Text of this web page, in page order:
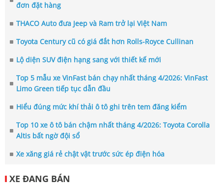
đơn đặt hàng
THACO Auto đưa Jeep và Ram trở lại Việt Nam
Toyota Century cũ có giá đắt hơn Rolls-Royce Cullinan
Lộ diện SUV điện hạng sang với thiết kế mới
Top 5 mẫu xe VinFast bán chạy nhất tháng 4/2026: VinFast
Limo Green tiếp tục dẫn đầu
Hiểu đúng mức khí thải ô tô ghi trên tem đăng kiểm
Top 10 xe ô tô bán chậm nhất tháng 4/2026: Toyota Corolla
Altis bất ngờ đội sổ
Xe xăng giá rẻ chật vật trước sức ép điện hóa
XE ĐANG BÁN